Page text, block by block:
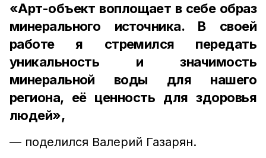
«Арт-объект воплощает в себе образ
минерального источника. В своей
работе я стремился передать
уникальность и значимость
минеральной воды для нашего
региона, её ценность для здоровья
людей»,
— поделился Валерий Газарян.